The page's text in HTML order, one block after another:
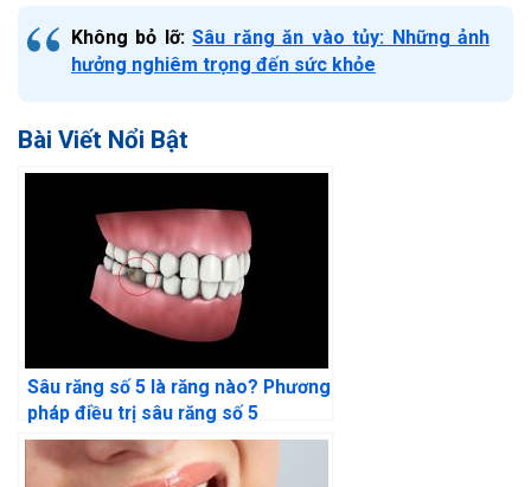
Không bỏ lỡ:Sâu răng ăn vào tủy: Những ảnh
hưởng nghiêm trọng đến sức khỏe
Bài Viết Nổi Bật
Sâu răng số 5 là răng nào? Phương
pháp điều trị sâu răng số 5